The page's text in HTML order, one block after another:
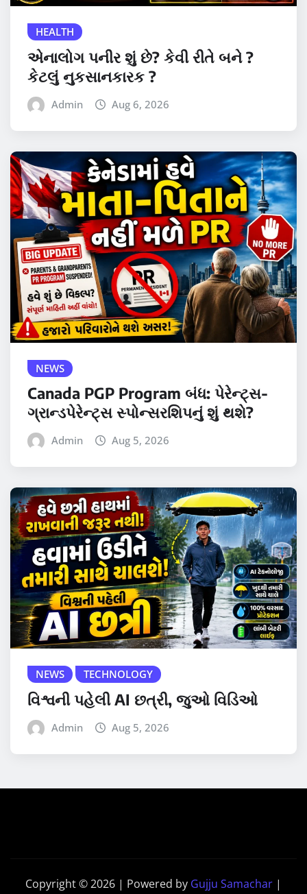
HEALTH
એનાલોગ પનીર શું છે? કેવી રીતે બને ?
કેટલું નુકસાનકારક ?
Admin Aug 6, 2026
NEWS
Canada PGP Program બંધ: પેરેન્ટ્સ-
ગ્રાન્ડપેરેન્ટ્સ સ્પોન્સરશિપનું શું થશે?
Admin Aug 5, 2026
NEWS TECHNOLOGY
વિશ્વની પહેલી AI છત્રી, જુઓ વિડિઓ
Admin Aug 5, 2026
Copyright © 2026 | Powered by Gujju Samachar |